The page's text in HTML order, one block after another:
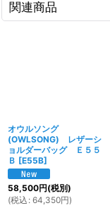
関連商品
オウルソング
(OWLSONG) レザーシ
ョルダーバッグ Ｅ５５
Ｂ [E55B]
58,500円(税別)
(税込 : 64,350円)